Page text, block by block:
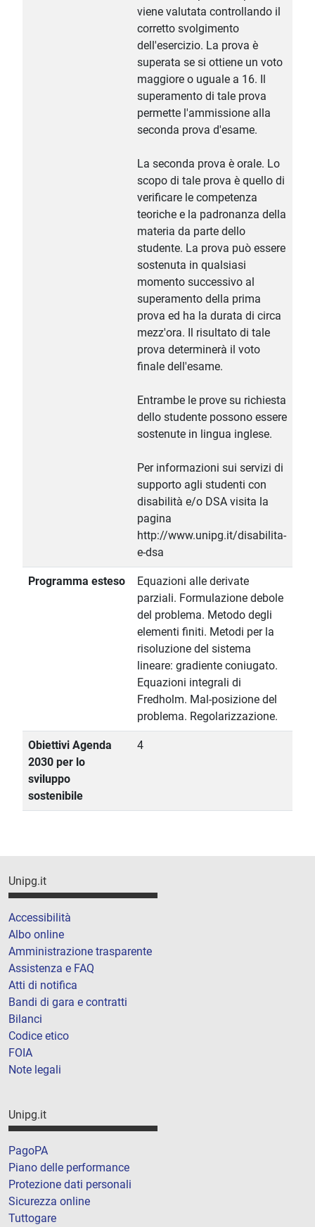
viene valutata controllando il
corretto svolgimento
dell'esercizio. La prova è
superata se si ottiene un voto
maggiore o uguale a 16. Il
superamento di tale prova
permette l'ammissione alla
seconda prova d'esame.
La seconda prova è orale. Lo
scopo di tale prova è quello di
verificare le competenza
teoriche e la padronanza della
materia da parte dello
studente. La prova può essere
sostenuta in qualsiasi
momento successivo al
superamento della prima
prova ed ha la durata di circa
mezz'ora. Il risultato di tale
prova determinerà il voto
finale dell'esame.
Entrambe le prove su richiesta
dello studente possono essere
sostenute in lingua inglese.
Per informazioni sui servizi di
supporto agli studenti con
disabilità e/o DSA visita la
pagina
http://www.unipg.it/disabilita-
e-dsa
Programma esteso
Equazioni alle derivate
parziali. Formulazione debole
del problema. Metodo degli
elementi finiti. Metodi per la
risoluzione del sistema
lineare: gradiente coniugato.
Equazioni integrali di
Fredholm. Mal-posizione del
problema. Regolarizzazione.
Obiettivi Agenda
2030 per lo
sviluppo
sostenibile
4
Unipg.it
Accessibilità
Albo online
Amministrazione trasparente
Assistenza e FAQ
Atti di notifica
Bandi di gara e contratti
Bilanci
Codice etico
FOIA
Note legali
Unipg.it
PagoPA
Piano delle performance
Protezione dati personali
Sicurezza online
Tuttogare